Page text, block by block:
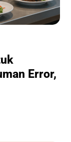
Error,